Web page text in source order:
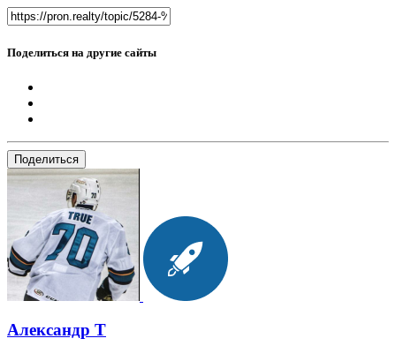
Поделиться на другие сайты
Поделиться
Александр Т